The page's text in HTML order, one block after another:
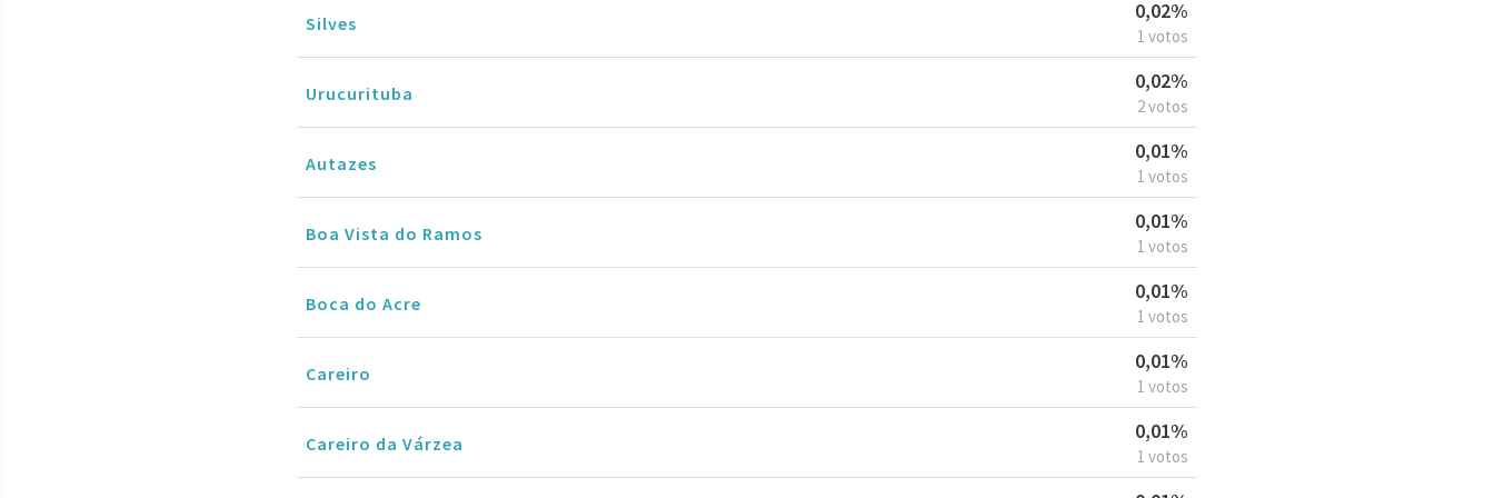
Silves
0,02%
1 votos
Urucurituba
0,02%
2 votos
Autazes
0,01%
1 votos
Boa Vista do Ramos
0,01%
1 votos
Boca do Acre
0,01%
1 votos
Careiro
0,01%
1 votos
Careiro da Várzea
0,01%
1 votos